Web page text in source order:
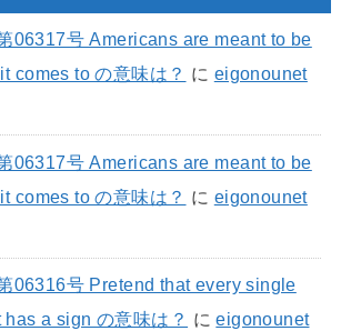
06317号 Americans are meant to be
comes to の意味は？ に eigonounet
06317号 Americans are meant to be
comes to の意味は？ に eigonounet
06316号 Pretend that every single
a sign の意味は？ にeigonounet